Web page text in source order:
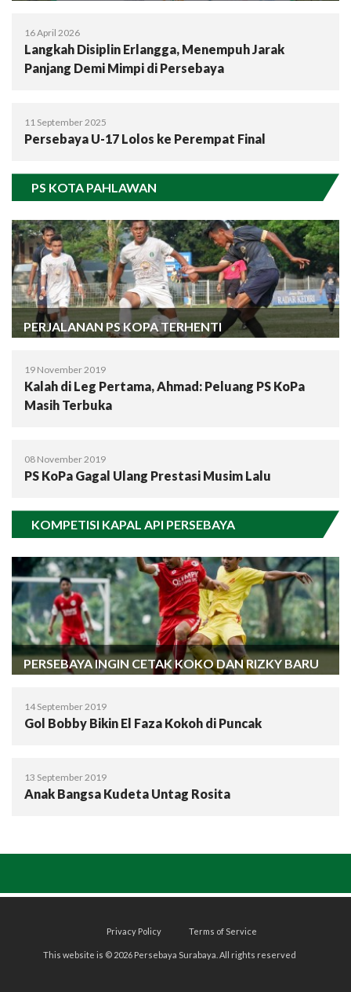
16 April 2026
Langkah Disiplin Erlangga, Menempuh Jarak
Panjang Demi Mimpi di Persebaya
11 September 2025
Persebaya U-17 Lolos ke Perempat Final
PS KOTA PAHLAWAN
PERJALANAN PS KOPA TERHENTI
19 November 2019
Kalah di Leg Pertama, Ahmad: Peluang PS KoPa
Masih Terbuka
08 November 2019
PS KoPa Gagal Ulang Prestasi Musim Lalu
KOMPETISI KAPAL API PERSEBAYA
PERSEBAYA INGIN CETAK KOKO DAN RIZKY BARU
14 September 2019
Gol Bobby Bikin El Faza Kokoh di Puncak
13 September 2019
Anak Bangsa Kudeta Untag Rosita
Privacy Policy Terms of Service
This website is © 2026 Persebaya Surabaya. All rights reserved